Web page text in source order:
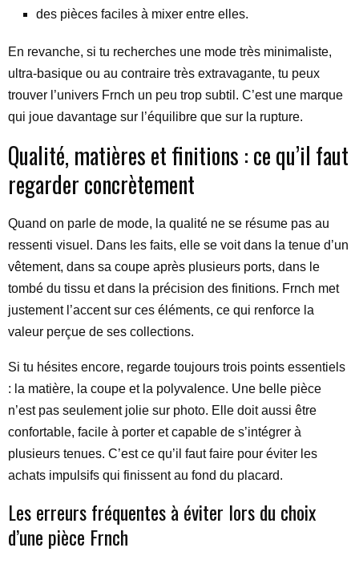
des pièces faciles à mixer entre elles.
En revanche, si tu recherches une mode très minimaliste,
ultra-basique ou au contraire très extravagante, tu peux
trouver l’univers Frnch un peu trop subtil. C’est une marque
qui joue davantage sur l’équilibre que sur la rupture.
Qualité, matières et finitions : ce qu’il faut
regarder concrètement
Quand on parle de mode, la qualité ne se résume pas au
ressenti visuel. Dans les faits, elle se voit dans la tenue d’un
vêtement, dans sa coupe après plusieurs ports, dans le
tombé du tissu et dans la précision des finitions. Frnch met
justement l’accent sur ces éléments, ce qui renforce la
valeur perçue de ses collections.
Si tu hésites encore, regarde toujours trois points essentiels
: la matière, la coupe et la polyvalence. Une belle pièce
n’est pas seulement jolie sur photo. Elle doit aussi être
confortable, facile à porter et capable de s’intégrer à
plusieurs tenues. C’est ce qu’il faut faire pour éviter les
achats impulsifs qui finissent au fond du placard.
Les erreurs fréquentes à éviter lors du choix
d’une pièce Frnch